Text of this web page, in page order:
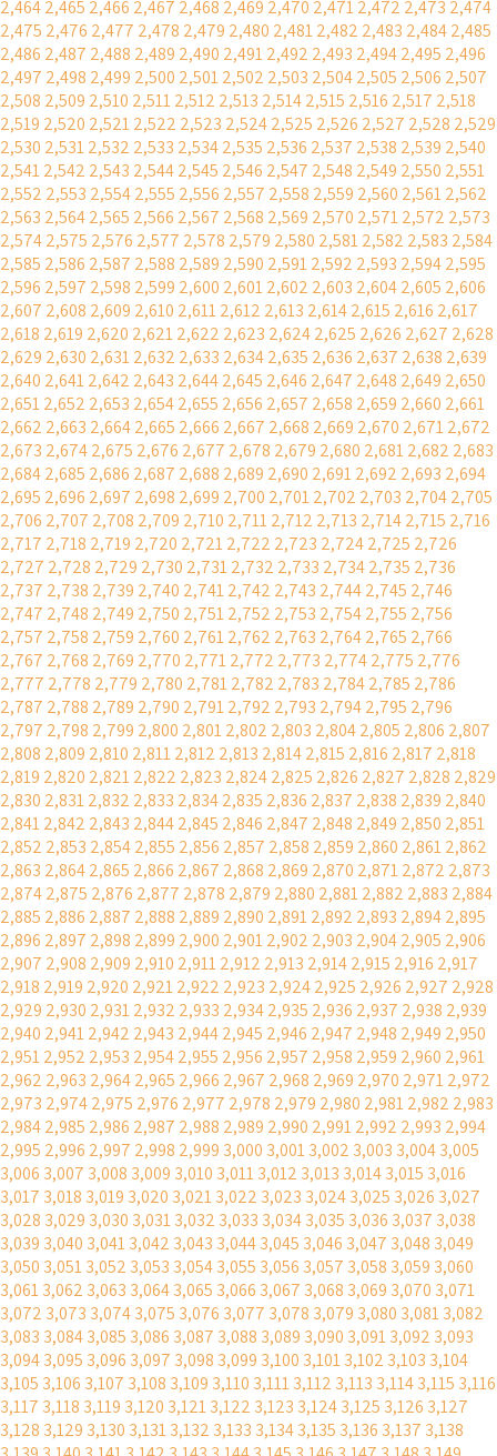
2,4642,465 2,466 2,467 2,468 2,469 2,470 2,4712,472 2,473 2,474
2,475 2,476 2,477 2,478 2,479 2,480 2,4812,482 2,483 2,4842,485
2,486 2,487 2,488 2,489 2,490 2,4912,492 2,493 2,4942,495 2,496
2,497 2,498 2,499 2,500 2,5012,502 2,503 2,5042,505 2,506 2,507
2,508 2,509 2,510 2,5112,512 2,513 2,5142,515 2,516 2,517 2,518
2,519 2,520 2,5212,522 2,523 2,5242,525 2,526 2,527 2,528 2,529
2,530 2,5312,532 2,533 2,5342,535 2,536 2,537 2,538 2,539 2,540
2,5412,542 2,543 2,5442,545 2,546 2,547 2,548 2,549 2,550 2,551
2,552 2,553 2,5542,555 2,556 2,557 2,558 2,559 2,560 2,5612,562
2,563 2,5642,565 2,566 2,567 2,568 2,569 2,570 2,5712,572 2,573
2,5742,575 2,576 2,577 2,578 2,579 2,580 2,5812,582 2,583 2,584
2,585 2,586 2,587 2,588 2,589 2,590 2,5912,592 2,593 2,5942,595
2,596 2,597 2,598 2,599 2,600 2,6012,602 2,603 2,6042,605 2,606
2,607 2,608 2,609 2,610 2,6112,612 2,613 2,6142,615 2,616 2,617
2,618 2,619 2,620 2,6212,622 2,623 2,6242,625 2,626 2,627 2,628
2,629 2,630 2,6312,632 2,633 2,6342,635 2,636 2,637 2,638 2,639
2,640 2,6412,642 2,643 2,6442,645 2,646 2,647 2,648 2,649 2,650
2,6512,652 2,653 2,6542,655 2,656 2,657 2,658 2,659 2,660 2,661
2,662 2,663 2,6642,665 2,666 2,667 2,668 2,669 2,670 2,6712,672
2,673 2,6742,675 2,676 2,677 2,678 2,679 2,680 2,6812,682 2,683
2,6842,685 2,686 2,687 2,688 2,689 2,690 2,6912,692 2,693 2,694
2,695 2,696 2,697 2,698 2,699 2,700 2,7012,702 2,703 2,7042,705
2,706 2,707 2,708 2,709 2,710 2,7112,712 2,713 2,7142,715 2,716
2,717 2,718 2,719 2,720 2,7212,722 2,723 2,7242,725 2,726
2,727 2,728 2,729 2,730 2,7312,732 2,733 2,7342,735 2,736
2,737 2,738 2,739 2,740 2,7412,742 2,743 2,7442,745 2,746
2,747 2,748 2,749 2,750 2,7512,752 2,753 2,7542,755 2,756
2,757 2,758 2,759 2,760 2,7612,762 2,763 2,7642,765 2,766
2,767 2,768 2,769 2,770 2,7712,772 2,773 2,7742,775 2,776
2,777 2,778 2,779 2,780 2,7812,782 2,783 2,7842,785 2,786
2,787 2,788 2,789 2,790 2,7912,792 2,793 2,7942,795 2,796
2,797 2,798 2,799 2,800 2,8012,802 2,803 2,8042,805 2,806 2,807
2,808 2,809 2,810 2,8112,812 2,813 2,8142,815 2,816 2,817 2,818
2,819 2,820 2,8212,822 2,823 2,8242,825 2,826 2,827 2,828 2,829
2,830 2,8312,832 2,833 2,8342,835 2,836 2,837 2,838 2,839 2,840
2,8412,842 2,843 2,8442,845 2,846 2,847 2,848 2,849 2,850 2,851
2,852 2,853 2,8542,855 2,856 2,857 2,858 2,859 2,860 2,8612,862
2,863 2,8642,865 2,866 2,867 2,868 2,869 2,870 2,8712,872 2,873
2,8742,875 2,876 2,877 2,878 2,879 2,880 2,8812,882 2,883 2,884
2,885 2,886 2,887 2,888 2,889 2,890 2,8912,892 2,893 2,8942,895
2,896 2,897 2,898 2,899 2,900 2,9012,902 2,903 2,9042,905 2,906
2,907 2,908 2,909 2,910 2,9112,912 2,913 2,9142,915 2,916 2,917
2,918 2,919 2,920 2,9212,922 2,923 2,9242,925 2,926 2,927 2,928
2,929 2,930 2,9312,932 2,933 2,9342,935 2,936 2,937 2,938 2,939
2,940 2,9412,942 2,943 2,9442,945 2,946 2,947 2,948 2,949 2,950
2,9512,952 2,953 2,9542,955 2,956 2,957 2,958 2,959 2,960 2,961
2,962 2,963 2,9642,965 2,966 2,967 2,968 2,969 2,970 2,9712,972
2,973 2,9742,975 2,976 2,977 2,978 2,979 2,980 2,9812,982 2,983
2,9842,985 2,986 2,987 2,988 2,989 2,990 2,9912,992 2,993 2,994
2,995 2,996 2,997 2,998 2,999 3,000 3,0013,002 3,003 3,0043,005
3,006 3,007 3,008 3,009 3,010 3,0113,012 3,013 3,0143,015 3,016
3,017 3,018 3,019 3,020 3,0213,022 3,023 3,0243,025 3,026 3,027
3,028 3,029 3,030 3,0313,032 3,033 3,0343,035 3,036 3,037 3,038
3,039 3,040 3,0413,042 3,043 3,0443,045 3,046 3,047 3,048 3,049
3,050 3,0513,052 3,053 3,0543,055 3,056 3,057 3,058 3,059 3,060
3,0613,062 3,063 3,0643,065 3,066 3,067 3,068 3,069 3,070 3,071
3,072 3,073 3,0743,075 3,076 3,077 3,078 3,079 3,080 3,0813,082
3,083 3,0843,085 3,086 3,087 3,088 3,089 3,090 3,0913,092 3,093
3,0943,095 3,096 3,097 3,098 3,099 3,100 3,1013,102 3,103 3,104
3,105 3,106 3,107 3,108 3,109 3,110 3,1113,112 3,113 3,1143,115 3,116
3,117 3,118 3,119 3,120 3,1213,122 3,123 3,1243,125 3,126 3,127
3,128 3,129 3,130 3,1313,132 3,133 3,1343,135 3,136 3,137 3,138